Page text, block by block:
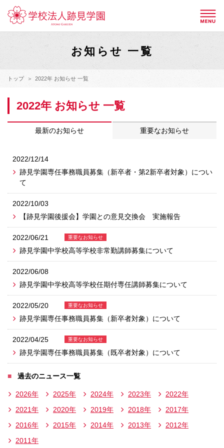
お知らせ 一覧
トップ 2022年 お知らせ 一覧
2022年 お知らせ 一覧
最新のお知らせ 重要なお知らせ
2022/12/14
跡見学園専任事務職員募集（新卒者・第2新卒者対象）につい
て
2022/10/03
【跡見学園後援会】学園との意見交換会 実施報告
2022/06/21 重要なお知らせ
跡見学園中学校高等学校非常勤講師募集について
2022/06/08
跡見学園中学校高等学校任期付専任講師募集について
2022/05/20 重要なお知らせ
跡見学園専任事務職員募集（新卒者対象）について
2022/04/25 重要なお知らせ
跡見学園専任事務職員募集（既卒者対象）について
過去のニュース一覧
2026年 2025年 2024年 2023年
2022年
2021年
2020年 2019年 2018年
2017年
2016年
2015年 2014年 2013年
2012年
2011年